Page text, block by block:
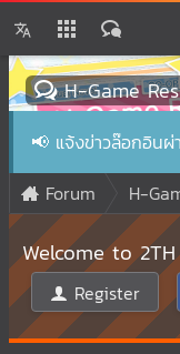
H-Game
📢 แจ้งข่าวล๊อกอินผ่
Forum
H-
Welcome to 2TH
Register